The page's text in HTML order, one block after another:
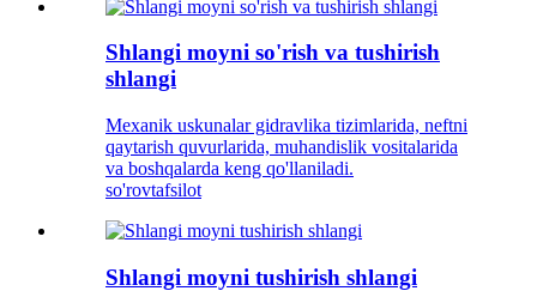
Shlangi moyni so'rish va tushirish
shlangi
Mexanik uskunalar gidravlika tizimlarida, neftni
qaytarish quvurlarida, muhandislik vositalarida
va boshqalarda keng qo'llaniladi.
so'rovtafsilot
Shlangi moyni tushirish shlangi